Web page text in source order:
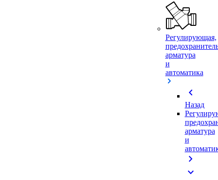
Регулирующая,
арматура
и
автоматика
chevron_left
Назад
арматура
и
chevron_right
expand_more